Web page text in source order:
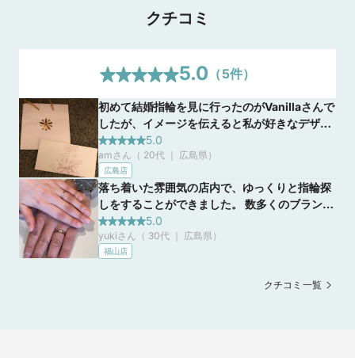
だわりを叶える66ブランド・5500種類以上の品揃えから
期間中にご成約のお客様には、お洒落なプチパールネックレス
しています。
ぜひこの機会にヴァニラのアニバーサリーフェアにご来店くだ
さいませ。
クチコミ
5.0 （5件）
初めて結婚指輪を見に行ったのがVanillaさんで
したが、イメージを伝えると私が好きなデザイ
ンを分かってくれ提案をしてくれました！最後
まで悩んでいましたが担当してくださった方が
とても親身になって一緒に考えてくれ、満足で
きる結婚指輪を購入出来ました。
5.0
amさん（ 20代 ｜ 広島県）
広島店
落ち着いた雰囲気の店内で、ゆっくりと指輪探
しをすることができました。 数多くのブランド
を一度に見ることができ、またそれぞれのブラ
ンドの特徴も細かく丁寧に教えてもらえまし
た。納得するまで悩んで最高の指輪に出会える
5.0
yukiさん（ 30代 ｜ 広島県）
福山店
クチコミ一覧